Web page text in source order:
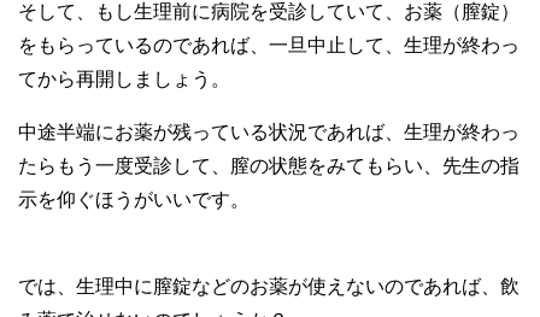
そして、もし生理前に病院を受診していて、お薬（膣錠）
をもらっているのであれば、一旦中止して、生理が終わっ
てから再開しましょう。
中途半端にお薬が残っている状況であれば、生理が終わっ
たらもう一度受診して、膣の状態をみてもらい、先生の指
示を仰ぐほうがいいです。
では、生理中に膣錠などのお薬が使えないのであれば、飲